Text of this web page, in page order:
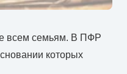
всем семьям. В ПФР
которых